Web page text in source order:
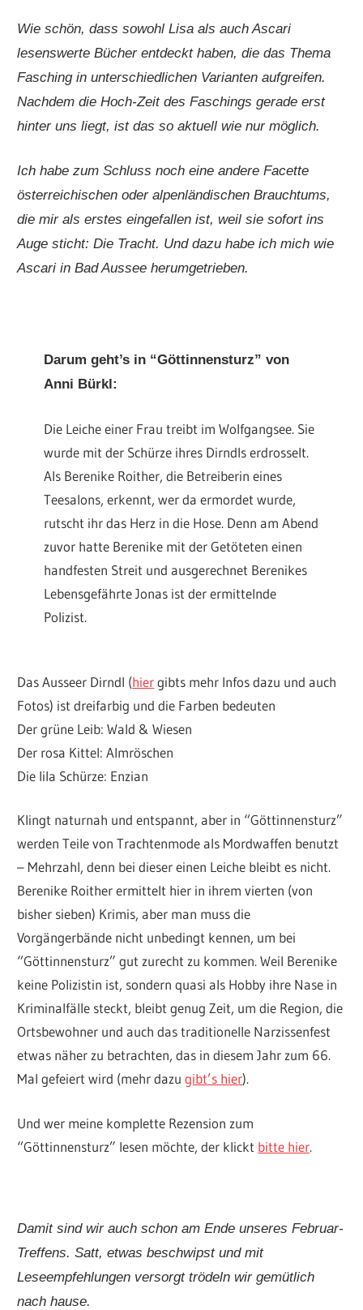
Wie schön, dass sowohl Lisa als auch Ascari
lesenswerte Bücher entdeckt haben, die das Thema
Fasching in unterschiedlichen Varianten aufgreifen.
Nachdem die Hoch-Zeit des Faschings gerade erst
hinter uns liegt, ist das so aktuell wie nur möglich.
Ich habe zum Schluss noch eine andere Facette
österreichischen oder alpenländischen Brauchtums,
die mir als erstes eingefallen ist, weil sie sofort ins
Auge sticht: Die Tracht. Und dazu habe ich mich wie
Ascari in Bad Aussee herumgetrieben.
Darum geht’s in “Göttinnensturz” von
Anni Bürkl:
Die Leiche einer Frau treibt im Wolfgangsee. Sie
wurde mit der Schürze ihres Dirndls erdrosselt.
Als Berenike Roither, die Betreiberin eines
Teesalons, erkennt, wer da ermordet wurde,
rutscht ihr das Herz in die Hose. Denn am Abend
zuvor hatte Berenike mit der Getöteten einen
handfesten Streit und ausgerechnet Berenikes
Lebensgefährte Jonas ist der ermittelnde
Polizist.
Das Ausseer Dirndl (hiergibts mehr Infos dazu und auch
Fotos) ist dreifarbig und die Farben bedeuten
Der grüne Leib: Wald & Wiesen
Der rosa Kittel: Almröschen
Die lila Schürze: Enzian
Klingt naturnah und entspannt, aber in “Göttinnensturz”
werden Teile von Trachtenmode als Mordwaffen benutzt
– Mehrzahl, denn bei dieser einen Leiche bleibt es nicht.
Berenike Roither ermittelt hier in ihrem vierten (von
bisher sieben) Krimis, aber man muss die
Vorgängerbände nicht unbedingt kennen, um bei
“Göttinnensturz” gut zurecht zu kommen. Weil Berenike
keine Polizistin ist, sondern quasi als Hobby ihre Nase in
Kriminalfälle steckt, bleibt genug Zeit, um die Region, die
Ortsbewohner und auch das traditionelle Narzissenfest
etwas näher zu betrachten, das in diesem Jahr zum 66.
Mal gefeiert wird (mehr dazugibt’s hier).
Und wer meine komplette Rezension zum
“Göttinnensturz” lesen möchte, der klickt bitte hier.
Damit sind wir auch schon am Ende unseres Februar-
Treffens. Satt, etwas beschwipst und mit
Leseempfehlungen versorgt trödeln wir gemütlich
nach hause.